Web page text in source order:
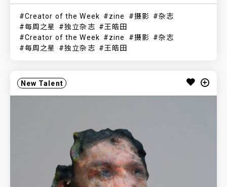
Creator of the Week zine 摄影
杂志
每周之星
独立杂志
王皓田
Creator of the Week
zine 摄影
杂志
每周之星
独立杂志 王皓田
New Talent